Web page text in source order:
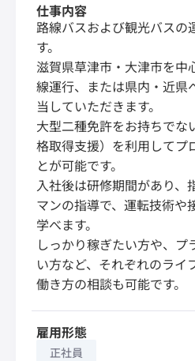
仕事内容
路線バスおよび観光バスの
す。
滋賀県草津市・大津市を中
線運行、または県内・近県
当していただきます。
大型二種免許をお持ちでな
格取得支援）を利用してプ
とが可能です。
入社後は研修期間があり、
マンの指導で、運転技術や
学べます。
しっかり稼ぎたい方や、プ
い方など、それぞれのライ
働き方の相談も可能です。
雇用形態
正社員